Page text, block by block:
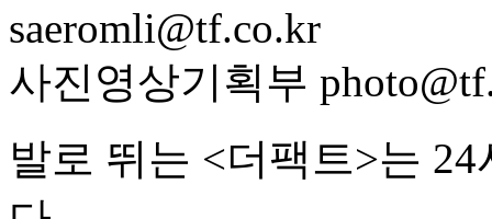
saeromli@tf.co.kr
사진영상기획부
발로 뛰는 <더팩트>는